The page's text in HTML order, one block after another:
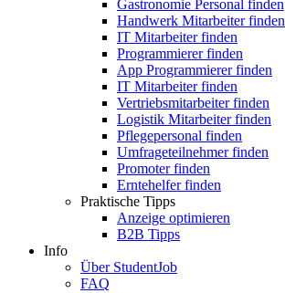
Gastronomie Personal finden
Handwerk Mitarbeiter finden
IT Mitarbeiter finden
Programmierer finden
App Programmierer finden
IT Mitarbeiter finden
Vertriebsmitarbeiter finden
Logistik Mitarbeiter finden
Pflegepersonal finden
Umfrageteilnehmer finden
Promoter finden
Erntehelfer finden
Praktische Tipps
Anzeige optimieren
B2B Tipps
Info
Über StudentJob
FAQ